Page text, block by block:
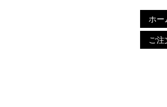
ホー
ご注